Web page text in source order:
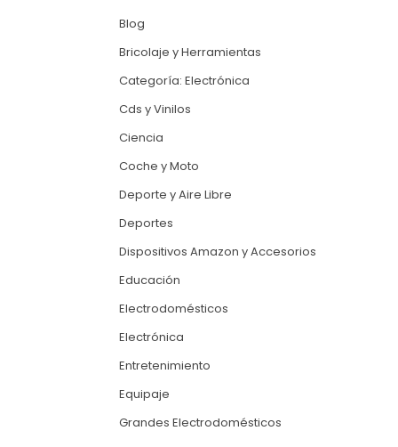
Blog
Bricolaje y Herramientas
Categoría: Electrónica
Cds y Vinilos
Ciencia
Coche y Moto
Deporte y Aire Libre
Deportes
Dispositivos Amazon y Accesorios
Educación
Electrodomésticos
Electrónica
Entretenimiento
Equipaje
Grandes Electrodomésticos